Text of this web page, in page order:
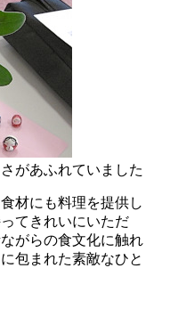
があふれていました
材にも料理を提供し
てきれいにいただ
がらの食文化に触れ
包まれた素敵なひと